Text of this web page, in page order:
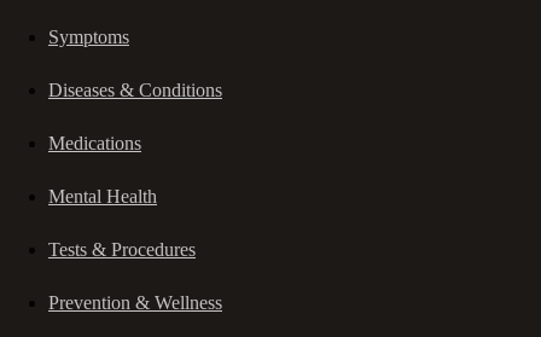
Symptoms
Diseases & Conditions
Medications
Mental Health
Tests & Procedures
Prevention & Wellness